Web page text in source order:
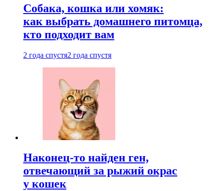
Собака, кошка или хомяк:
как выбрать домашнего питомца,
кто подходит вам
2 года спустя2 года спустя
Наконец-то найден ген,
отвечающий за рыжий окрас
у кошек